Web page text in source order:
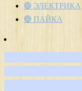
🟢 ЭЛЕКТРИКА
🟢 ПАЙКА